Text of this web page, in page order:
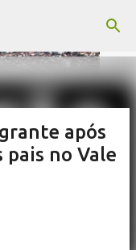
após
pais no Vale